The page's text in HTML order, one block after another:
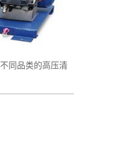
，用户一定要识
后无法完结清洗
喷孔的长径比、
出口角则是决议
小，但对于出口
速过高时则会使
同品类的高压清
上大力搜索高压